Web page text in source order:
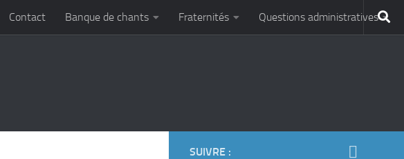
Contact Banque de chants Fraternités Questions administratives
SUIVRE :